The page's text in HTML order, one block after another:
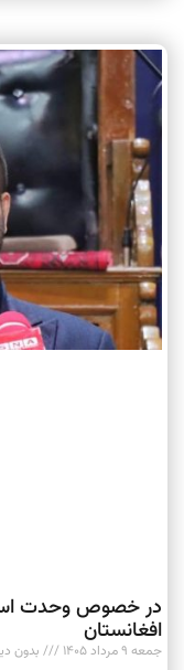
در خصوص وحدت
افغانستان
جمعه ۹ مرداد ۱۴۰۵ بدون